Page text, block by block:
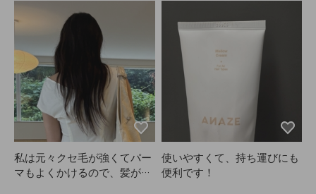
優秀です。
ていますが、眉毛は元々真っ
黒。自分で眉毛を染めると量
の調整が難しいのですが、こ
れは個包装になっていて量の
コントロールがとても簡単！
発色も抜群で、明るすぎず暗
すぎず、理想的なブラウンで
私は元々クセ毛が強くてパー
マもよくかけるので、髪がか
使いやすくて、持ち運びにも
便利です！